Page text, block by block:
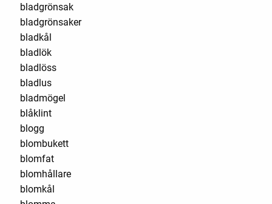
bladgrönsak
bladgrönsaker
bladkål
bladlök
bladlöss
bladlus
bladmögel
blåklint
blogg
blombukett
blomfat
blomhållare
blomkål